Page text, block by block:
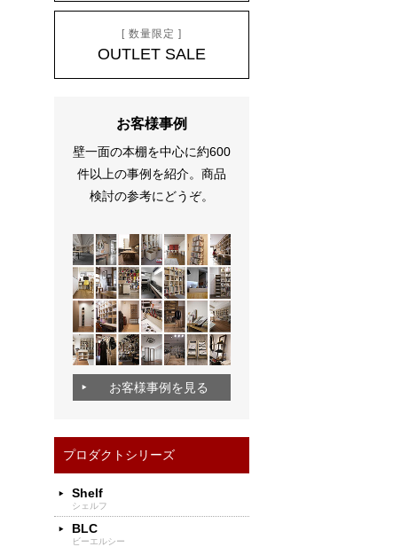
[ 数量限定 ]
OUTLET SALE
お客様事例
壁一面の本棚を中心に約600
件以上の事例を紹介。商品
検討の参考にどうぞ。
お客様事例を見る
プロダクトシリーズ
Shelf
シェルフ
BLC
ビーエルシー